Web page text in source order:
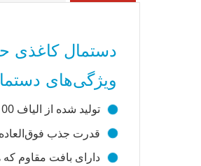
دستمال کاغذی حوله‌ای 2 رول تنو – جذب بالا،
ویژگی‌های دستمال
تولید شده از الیاف 100|% سلولزی خالص و باکیفیت
قدرت جذب
دارای بافت مقاوم